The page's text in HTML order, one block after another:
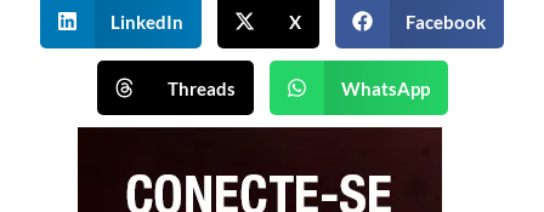
LinkedIn X Facebook
Threads WhatsApp